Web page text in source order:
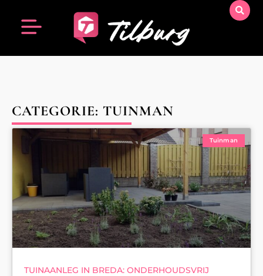
CATEGORIE: TUINMAN
Tuinman
TUINAANLEG IN BREDA: ONDERHOUDSVRIJ